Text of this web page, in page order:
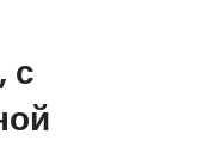
с